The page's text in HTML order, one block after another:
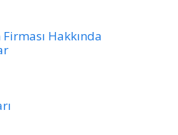
Hakkında